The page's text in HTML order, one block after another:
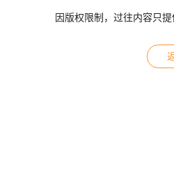
因版权限制，过往内容只